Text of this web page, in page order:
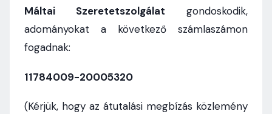
Máltai Szeretetszolgálat gondoskodik,
adományokat a következő számlaszámon
fogadnak:
11784009-20005320
(Kérjük, hogy az átutalási megbízás közlemény